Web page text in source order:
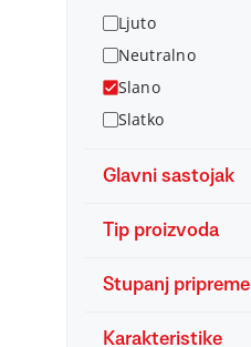
Ljuto
Neutralno
Slano
Slatko
Glavni sastojak
Tip proizvoda
Stupanj pripreme
Karakteristike